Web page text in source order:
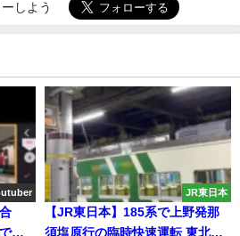
しよう
炎
JR東日本
【JR東日本】185系で上野発那
須塩原行の臨時快速運転 東北新